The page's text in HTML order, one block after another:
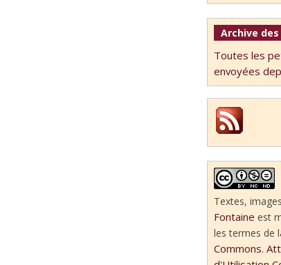
Archive
Toutes les
envoyées
Textes,
Fontaine est
les termes de
Commons.